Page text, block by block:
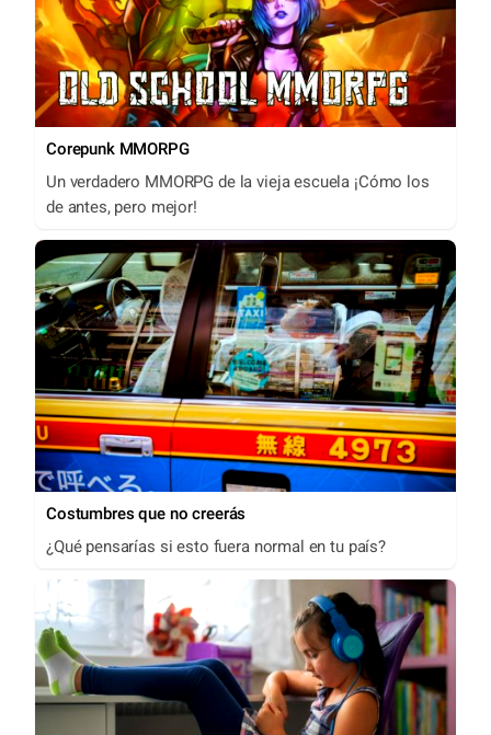
Corepunk MMORPG
Un verdadero MMORPG de la vieja escuela ¡Cómo los
de antes, pero mejor!
Costumbres que no creerás
¿Qué pensarías si esto fuera normal en tu país?